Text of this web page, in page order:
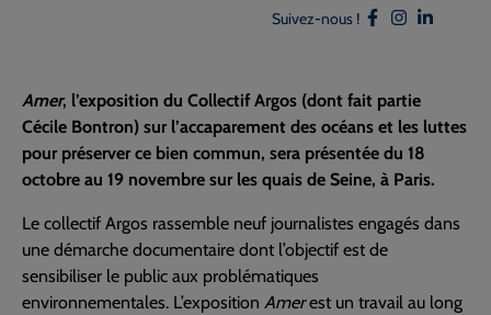
Suivez-nous !
Amer, l’exposition du Collectif Argos (dont fait partie
Cécile Bontron) sur l’accaparement des océans et les luttes
pour préserver ce bien commun, sera présentée du 18
octobre au 19 novembre sur les quais de Seine, à Paris.
Le collectif Argos rassemble neuf journalistes engagés dans
une démarche documentaire dont l’objectif est de
sensibiliser le public aux problématiques
environnementales. L’exposition Amerest un travail au long